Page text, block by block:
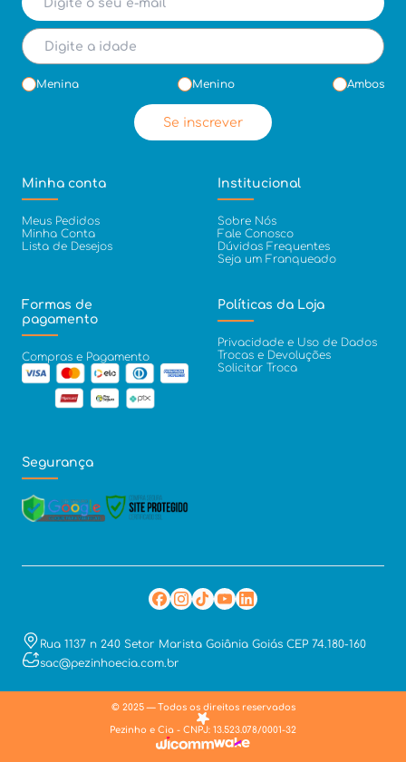
Menina Menino Ambos
Se inscrever
Minha conta
Meus Pedidos
Minha Conta
Lista de Desejos
Institucional
Sobre Nós
Fale Conosco
Dúvidas Frequentes
Seja um Franqueado
Formas de
pagamento
Compras e Pagamento
Políticas da Loja
Privacidade e Uso de Dados
Trocas e Devoluções
Solicitar Troca
Segurança
Rua 1137 n 240 Setor Marista Goiânia Goiás CEP 74.180-160
sac@pezinhoecia.com.br
© 2025 — Todos os direitos reservados
Pezinho e Cia - CNPJ: 13.523.078/0001-32